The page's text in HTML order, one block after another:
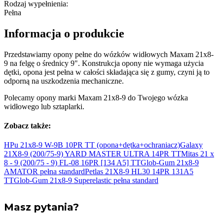
Rodzaj wypełnienia:
Pełna
Informacja o produkcie
Przedstawiamy opony pełne do wózków widłowych Maxam 21x8-
9 na felgę o średnicy 9". Konstrukcja opony nie wymaga użycia
dętki, opona jest pełna w całości składająca się z gumy, czyni ją to
odporną na uszkodzenia mechaniczne.
Polecamy opony marki Maxam 21x8-9 do Twojego wózka
widłowego lub sztaplarki.
Zobacz także:
HPu 21x8-9 W-9B 10PR TT (opona+dętka+ochraniacz)Galaxy
21X8-9 (200/75-9) YARD MASTER ULTRA 14PR TTMitas 21 x
8 - 9 (200/75 - 9) FL-08 16PR [134 A5] TTGlob-Gum 21x8-9
AMATOR pełna standardPetlas 21X8-9 HL30 14PR 131A5
TTGlob-Gum 21x8-9 Superelastic pełna standard
Masz pytania?